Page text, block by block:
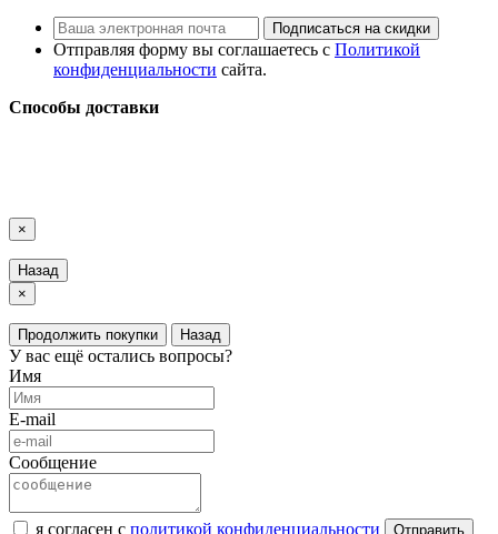
Подписаться на скидки
Отправляя форму вы соглашаетесь с Политикой
конфиденциальности сайта.
Способы доставки
×
Назад
×
Продолжить покупки Назад
У вас ещё остались вопросы?
Имя
E-mail
Сообщение
я согласен с политикой конфиденциальности Отправить